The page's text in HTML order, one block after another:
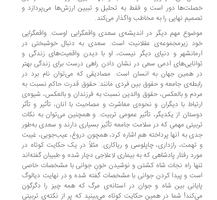
دور است و فقط به تحلیل و تبیین ارزش‌ها می‌پردازد و
نهایی را به مخاطب واگذار می‌کند.
مهم دیگر در اندیشه‌ی سعدی واقعگرایی اوست. واقعگرایی
زیرمجموعه‌ی عقلانیت است. سعدی به دنبال خوشبختی در
و دنیای دیگر نیست، او با دیدن واقعیت‌های زندگی و
آدمی سعی در نشان دادن راهی درست برای زندگی بهتر
همین جهان به انسان است. مصادیقی که می‌توان نام برد در
جامعه و حقوق بین فردی مانند: حقوق قدرت حاکم نسبت به
و بالعکس، حقوق والدین نسبت به فرزندان و بالعکس، شیوه‌ی
با دیگران و نحوه‌ی معاشرت و مصاحبت با آنان، تأثیر و تأثر
از یکدیگر، تأثیر عمومی تربیت. و همچنین می‌توان به نکات
مهمی که در سلامت جامعه تأثیر بسیاری دارند و سعدی به‌طور
به آنها پرداخته هم اشاره کرد، همچون دروغ، عیب‌جویی، غیبت
رازداری، چاپلوسی و ریاکاری. مثلاً در یک حکایت کوتاه در
رفتار پادشاهی که به بیماری لاعلاجی دچار شده و طبیبان گفته‌اند
راه نجات شاه کشتن و نوشیدن خونِ جوانی با مشخصات خاصی
و پیدا کردن جوانی با مشخصات گفته شده و در نهایت دیالوگ
بین شاه و جوان در آستانه‌ی مرگ که همه چیز را دگرگون
شما در همین حکایت کوتاه می‌بینید که پر از نکته‌ی تربیتی